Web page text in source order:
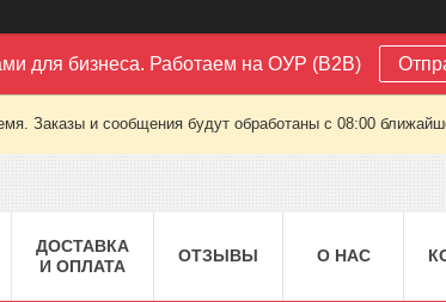
для бизнеса. Работаем на ОУР (B2B)
Заказы и сообщения будут обработаны с 08:00
ДОСТАВКА
И ОПЛАТА
ОТЗЫВЫ О НАС